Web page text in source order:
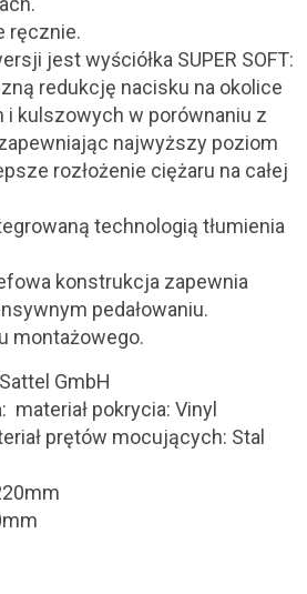
ręcznie.
jest wyściółka SUPER SOFT:
redukcję nacisku na okolice
i kulszowych w porównaniu z
najwyższy poziom
rozłożenie ciężaru na całej
technologią tłumienia
konstrukcja zapewnia
pedałowaniu.
montażowego.
GmbH
: materiał pokrycia: Vinyl
prętów mocujących: Stal